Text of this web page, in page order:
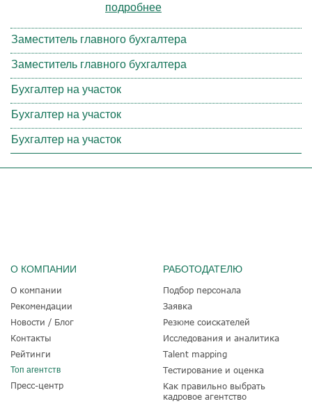
подробнее
Заместитель главного бухгалтера
Заместитель главного бухгалтера
Бухгалтер на участок
Бухгалтер на участок
Бухгалтер на участок
О КОМПАНИИ
О компании
Рекомендации
Новости / Блог
Контакты
Рейтинги
Топ агентств
Пресс-центр
РАБОТОДАТЕЛЮ
Подбор персонала
Заявка
Резюме соискателей
Исследования и аналитика
Talent mapping
Тестирование и оценка
Как правильно выбрать
кадровое агентство